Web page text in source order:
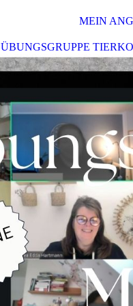
MEIN
ÜBUNGSGRUPPE